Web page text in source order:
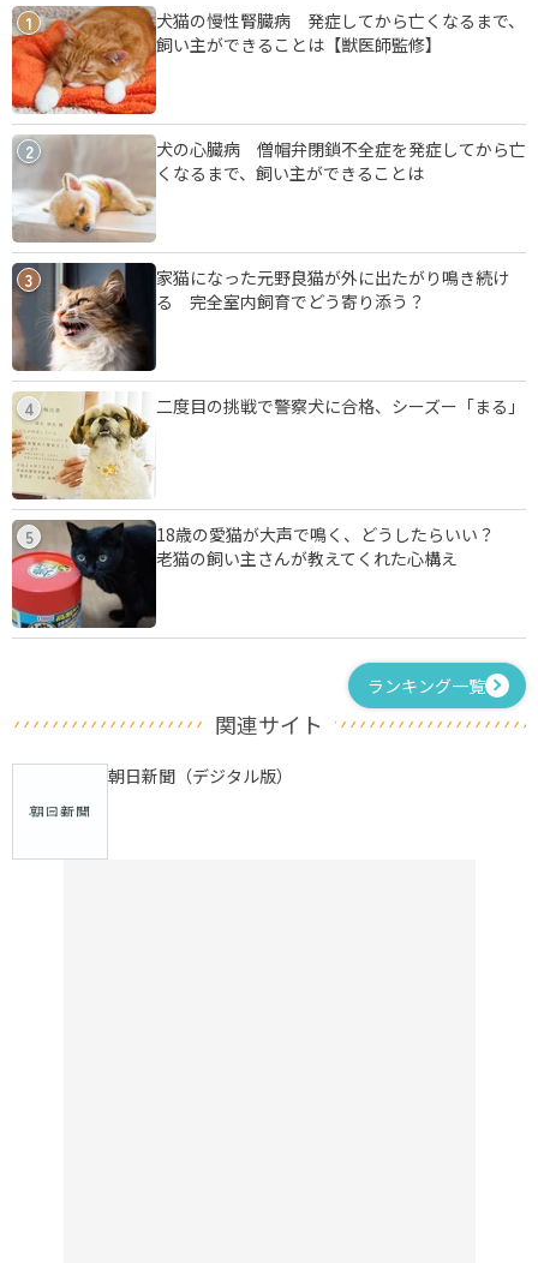
1
犬猫の慢性腎臓病 発症してから亡くなるまで、
飼い主ができることは【獣医師監修】
2
犬の心臓病 僧帽弁閉鎖不全症を発症してから亡
くなるまで、飼い主ができることは
3
家猫になった元野良猫が外に出たがり鳴き続け
る 完全室内飼育でどう寄り添う？
4 二度目の挑戦で警察犬に合格、シーズー「まる」
5
18歳の愛猫が大声で鳴く、どうしたらいい？
老猫の飼い主さんが教えてくれた心構え
ランキング一覧
関連サイト
朝日新聞（デジタル版）